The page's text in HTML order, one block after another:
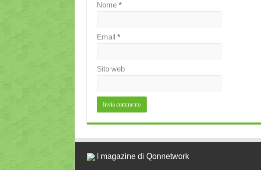
Nome *
Email *
Sito web
I magazine di Qonnetwork